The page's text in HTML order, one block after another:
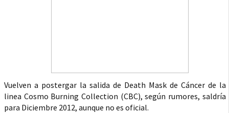
Vuelven a postergar la salida de Death Mask de Cáncer de la
linea Cosmo Burning Collection (CBC), según rumores, saldría
para Diciembre 2012, aunque no es oficial.